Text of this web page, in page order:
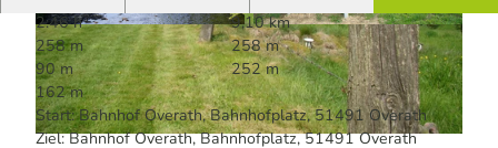
© Maren Pussak / Das Bergische | KI-optimiert |CC-BY-SA
© Guido Wagner | KI-optimiert | CC-BY-SA
© Maren Pussak / Das Bergische | KI-optimiert
|CC-BY-SA
2:46 h
9,10 km
258 m
258 m
90 m
252 m
162 m
Start: Bahnhof Overath, Bahnhofplatz, 51491 Overath
Ziel: Bahnhof Overath, Bahnhofplatz, 51491 Overath